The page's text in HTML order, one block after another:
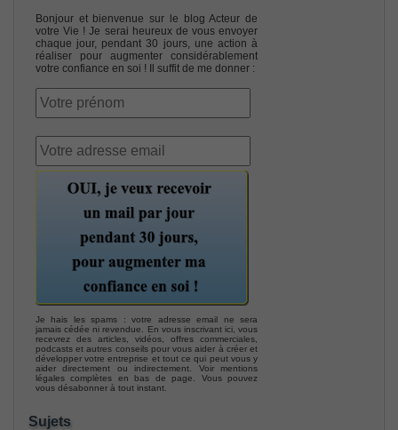
Bonjour et bienvenue sur le blog Acteur de
votre Vie ! Je serai heureux de vous envoyer
chaque jour, pendant 30 jours, une action à
réaliser pour augmenter considérablement
votre confiance en soi ! Il suffit de me donner :
Je hais les spams : votre adresse email ne sera
jamais cédée ni revendue. En vous inscrivant ici, vous
recevrez des articles, vidéos, offres commerciales,
podcasts et autres conseils pour vous aider à créer et
développer votre entreprise et tout ce qui peut vous y
aider directement ou indirectement. Voir mentions
légales complètes en bas de page. Vous pouvez
vous désabonner à tout instant.
Sujets